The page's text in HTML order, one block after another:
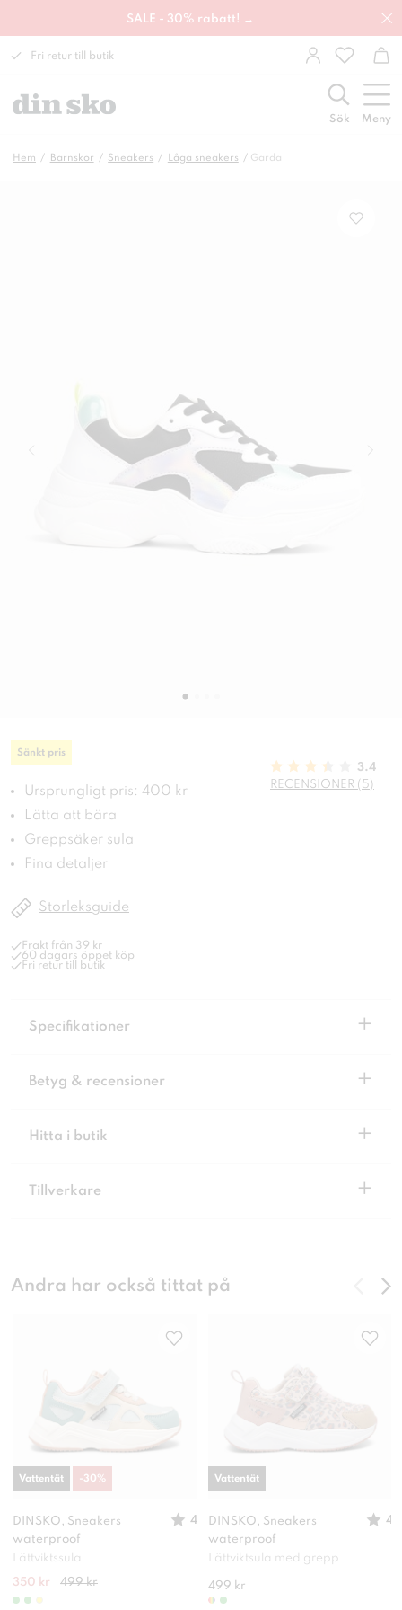
SALE - 30% rabatt! →
Fri retur till butik
Sök Meny
Hem Barnskor Sneakers Låga sneakers Garda
Sänkt pris
Ursprungligt pris: 400 kr
Lätta att bära
Greppsäker sula
Fina detaljer
3.4
RECENSIONER (5)
Storleksguide
Frakt från 39 kr
60 dagars öppet köp
Fri retur till butik
Specifikationer +
Betyg & recensioner +
Hitta i butik +
Tillverkare +
Andra har också tittat på
DINSKO, Sneakers
waterproof
4
Lättviktssula
350 kr 499 kr
Vattentät -30%
DINSKO, Sneakers
waterproof
4
Lättviktsula med grepp
499 kr
Vattentät